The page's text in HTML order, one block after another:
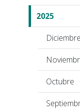
2025
Diciembre
Octubre